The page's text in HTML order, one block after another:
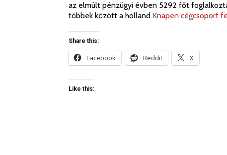
az elmúlt pénzügyi évben 5292 főt
többek között a holland Knapen cégcsoport
Share this:
Facebook Reddit X
Like this: